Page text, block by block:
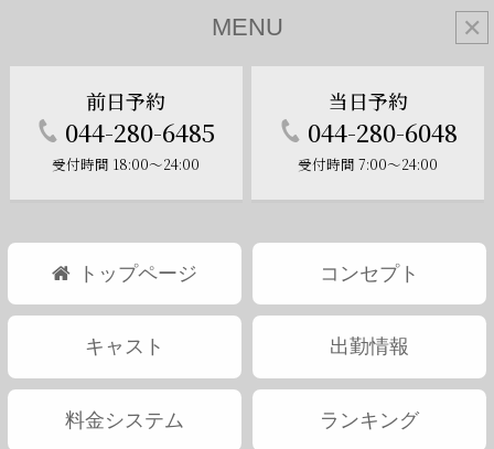
MENU ✕
前日予約
044-280-6485
受付時間 18:00～24:00
当日予約
044-280-6048
受付時間 7:00～24:00
トップページ コンセプト
キャスト 出勤情報
料金システム ランキング